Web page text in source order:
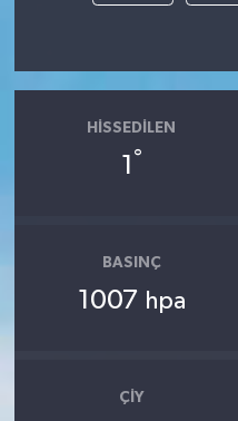
HISSEDILEN
1 °
BASINÇ
1007 hpa
ÇIY